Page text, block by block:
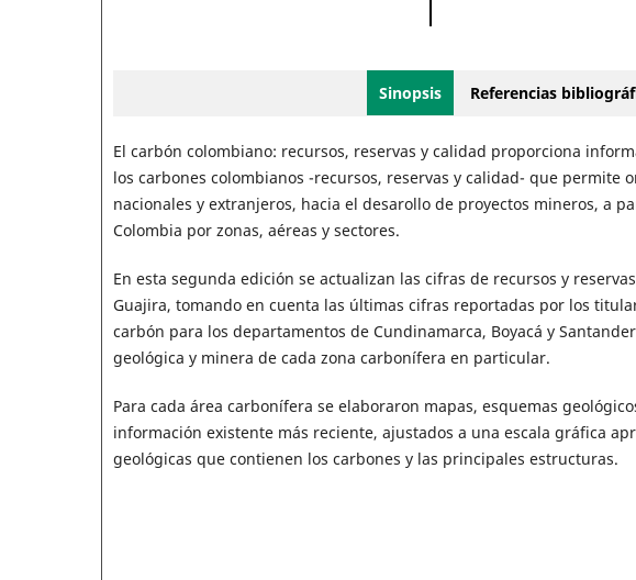
Sinopsis Referencias
El carbón colombiano: recursos, reservas y calidad proporciona
los carbones colombianos -recursos, reservas y calidad- que permite
nacionales y extranjeros, hacia el desarollo de proyectos mineros, a
Colombia por zonas, aéreas y sectores.
En esta segunda edición se actualizan las cifras de recursos y
Guajira, tomando en cuenta las últimas cifras reportadas por los
carbón para los departamentos de Cundinamarca, Boyacá y
geológica y minera de cada zona carbonífera en particular.
Para cada área carbonífera se elaboraron mapas, esquemas
información existente más reciente, ajustados a una escala gráfica
geológicas que contienen los carbones y las principales estructuras.